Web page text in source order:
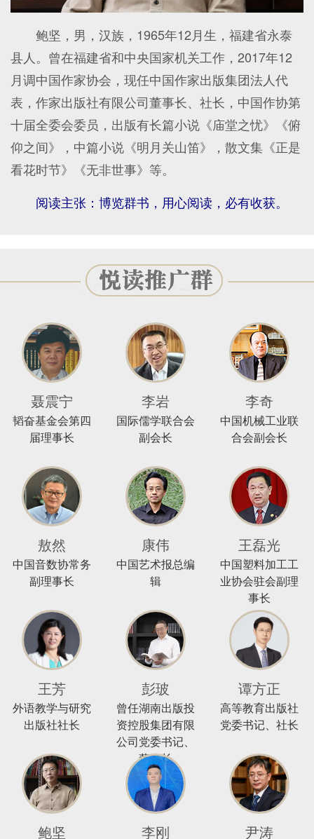
鲍坚，男，汉族，1965年12月生，福建省永泰
县人。曾在福建省和中央国家机关工作，2017年12
月调中国作家协会，现任中国作家出版集团法人代
表，作家出版社有限公司董事长、社长，中国作协第
十届全委会委员，出版有长篇小说《庙堂之忧》《俯
仰之间》，中篇小说《明月关山笛》，散文集《正是
看花时节》《无非世事》等。
阅读主张：博览群书，用心阅读，必有收获。
聂震宁
韬奋基金会第四
届理事长
李岩
国际儒学联合会
副会长
李奇
中国机械工业联
合会副会长
敖然
中国音数协常务
副理事长
康伟
中国艺术报总编
辑
王磊光
中国塑料加工工
业协会驻会副理
事长
王芳
外语教学与研究
出版社社长
彭玻
曾任湖南出版投
资控股集团有限
公司党委书记、
董事长
谭方正
高等教育出版社
党委书记、社长
鲍坚 李刚 尹涛